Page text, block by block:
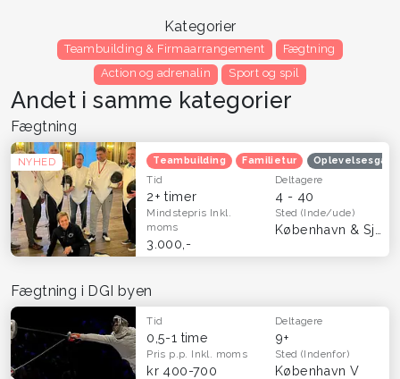
Kategorier
Teambuilding & Firmaarrangement
Fægtning
Action og adrenalin
Sport og spil
Andet i samme kategorier
NYHED
Fægtning
Teambuilding Familietur
Tid
2+ timer
Deltagere
4 - 40
Mindstepris Inkl.
moms
3.000,-
Sted(Inde/ude)
Fægtning i DGI byen
Tid
0,5-1 time
Deltagere
9+
Pris p.p. Inkl. moms
kr 400-700
Sted(Indenfor)
København V